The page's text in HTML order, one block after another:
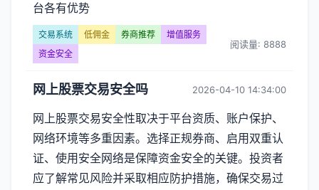
台各有优势
交易系统 低佣金 券商推荐
增值服务
资金安全
阅读量: 8888
网上股票交易安全吗 2026-04-10 14:34:00
网上股票交易安全性取决于平台资质、账户保护、
网络环境等多重因素。选择正规券商、启用双重认
证、使用安全网络是保障资金安全的关键。投资者
应了解常见风险并采取相应防护措施，确保交易过